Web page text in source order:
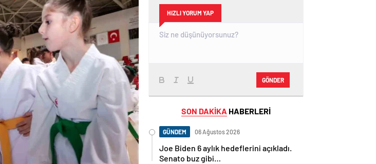
HIZLI YORUM YAP
GÖNDER
SON DAKİKA HABERLERİ
GÜNDEM 06 Ağustos 2026
Joe Biden 6 aylık hedeflerini açıkladı.
Senato buz gibi…